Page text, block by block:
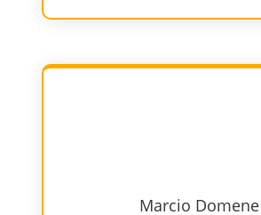
Marcio Domene